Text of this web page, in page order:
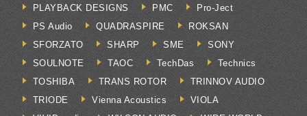
PLAYBACK DESIGNS
PMC
Pro-Ject
PS Audio
QUADRASPIRE
ROKSAN
SFORZATO
SHARP SME
SONY
SOULNOTE
TAOC TechDas
Technics
TOSHIBA
TRANS ROTOR
TRINNOV AUDIO
TRIODE
Vienna Acoustics
VIOLA